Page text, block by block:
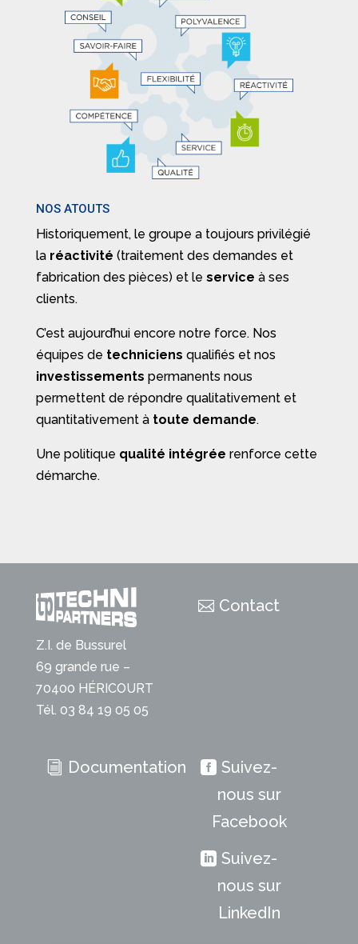
NOS ATOUTS
Historiquement, le groupe a toujours privilégié
la réactivité (traitement des demandes et
fabrication des pièces) et le service à ses
clients.
C’est aujourd’hui encore notre force. Nos
équipes de techniciens qualifiés et nos
investissements permanents nous
permettent de répondre qualitativement et
quantitativement à toute demande.
Une politique qualité intégrée renforce cette
démarche.
Z.I. de Bussurel
69 grande rue –
70400 HÉRICOURT
Tél. 03 84 19 05 05
Contact
Documentation
Suivez-
nous sur
Facebook
Suivez-
nous sur
LinkedIn